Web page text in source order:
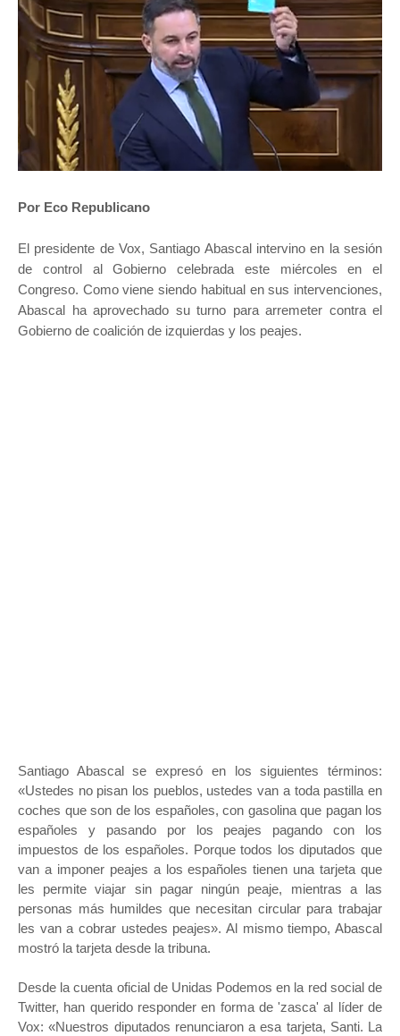
Por Eco Republicano
El presidente de Vox, Santiago Abascal intervino en la sesión
de control al Gobierno celebrada este miércoles en el
Congreso. Como viene siendo habitual en sus intervenciones,
Abascal ha aprovechado su turno para arremeter contra el
Gobierno de coalición de izquierdas y los peajes.
Santiago Abascal se expresó en los siguientes términos:
«Ustedes no pisan los pueblos, ustedes van a toda pastilla en
coches que son de los españoles, con gasolina que pagan los
españoles y pasando por los peajes pagando con los
impuestos de los españoles. Porque todos los diputados que
van a imponer peajes a los españoles tienen una tarjeta que
les permite viajar sin pagar ningún peaje, mientras a las
personas más humildes que necesitan circular para trabajar
les van a cobrar ustedes peajes». Al mismo tiempo, Abascal
mostró la tarjeta desde la tribuna.
Desde la cuenta oficial de Unidas Podemos en la red social de
Twitter, han querido responder en forma de 'zasca' al líder de
Vox: «Nuestros diputados renunciaron a esa tarjeta, Santi. La